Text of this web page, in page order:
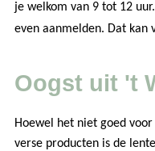
je welkom van 9 tot 12
even aanmelden. Dat kan
Oogst uit 't
Hoewel het niet goed
verse producten is de